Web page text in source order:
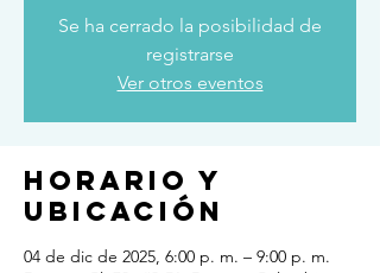
Se ha cerrado la posibilidad de
registrarse
Ver otros eventos
Horario y
ubicación
04 de dic de 2025, 6:00 p. m. – 9:00 p. m.